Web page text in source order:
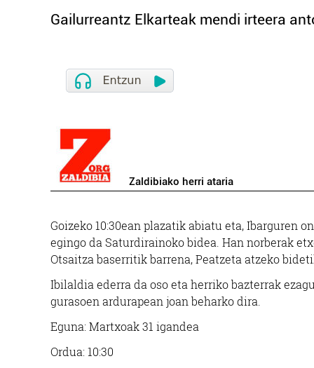
Gailurreantz Elkarteak mendi irteera
Zaldibiako herri ataria
Goizeko 10:30ean plazatik abiatu eta, Ibarguren
egingo da Saturdirainoko bidea. Han norberak
Otsaitza baserritik barrena, Peatzeta atzeko
Ibilaldia ederra da oso eta herriko bazterrak
gurasoen ardurapean joan beharko dira.
Eguna: Martxoak 31 igandea
Ordua: 10:30